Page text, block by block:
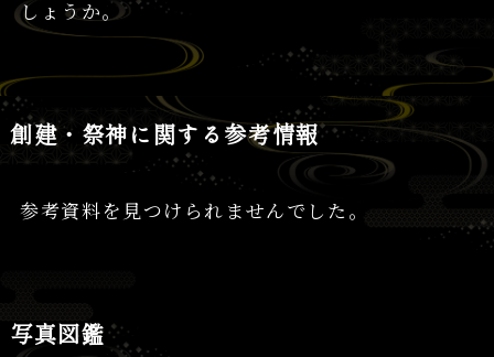
しょうか。
創建・祭神に関する参考情報
参考資料を見つけられませんでした。
写真図鑑